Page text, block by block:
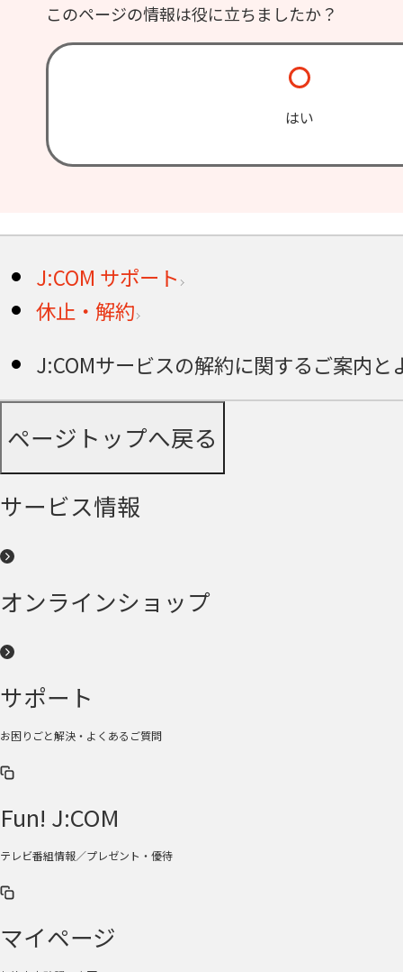
このページの情報は役に立ちましたか？
はい
J:COM サポート
休止・解約
J:COMサービスの解約に関するご案内と
ページトップへ戻る
サービス情報
オンラインショップ
サポート
お困りごと解決・よくあるご質問
Fun! J:COM
テレビ番組情報／プレゼント・優待
マイページ